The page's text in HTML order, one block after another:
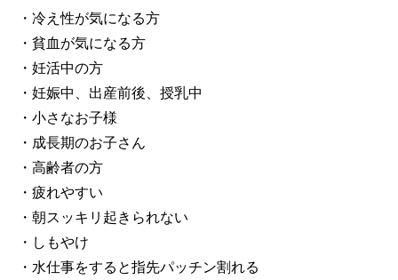
・冷え性が気になる方
・貧血が気になる方
・妊活中の方
・妊娠中、出産前後、授乳中
・小さなお子様
・成長期のお子さん
・高齢者の方
・疲れやすい
・朝スッキリ起きられない
・しもやけ
・水仕事をすると指先パッチン割れる